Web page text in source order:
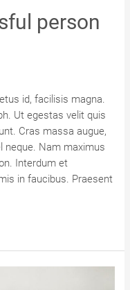
person
id, facilisis magna.
Ut egestas velit quis
Cras massa augue,
neque. Nam maximus
Interdum et
in faucibus. Praesent